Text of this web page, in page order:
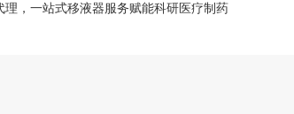
，一站式移液器服务赋能科研医疗制药